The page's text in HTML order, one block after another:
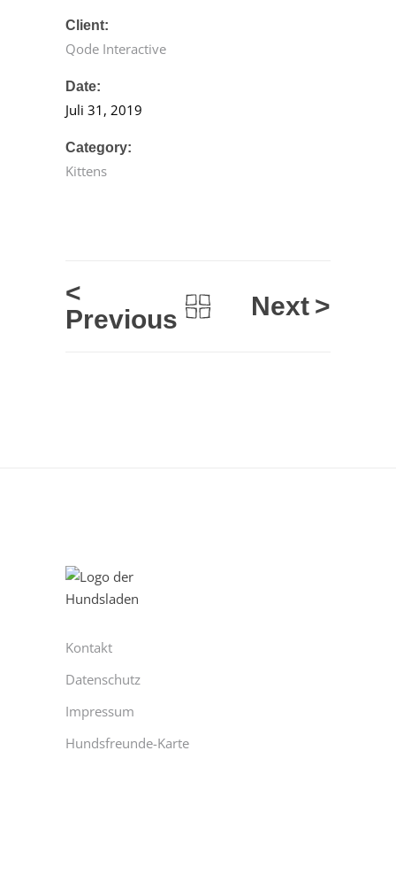
Client:
Qode Interactive
Date:
Juli 31, 2019
Category:
Kittens
<
Previous
Next >
Kontakt
Datenschutz
Impressum
Hundsfreunde-Karte